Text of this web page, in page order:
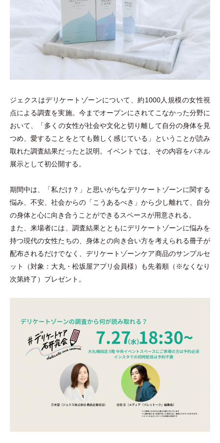
ジェクスはデリケートゾーンについて、約1000人規模の女性視
点による調査を実施。今までオープンにされてこなかった分野に
おいて、
「多くの女性が社会や文化と切り離して自分の身体を見
つめ、愛することをとても難しく感じている 」
ということが読み
取れた調査結果だったと説明。イベントでは、その内容をパネル
展示として初公開する。
期間中は、 「私だけ？ 」
と思いがちなデリケートゾーンに関する
悩み、不安、社会からの「こうあるべき 」から少し離れて、自分
の身体と心に向き合うことができるスペースが用意される。
また、来場者には、調査結果とともにデリケートゾーンに悩みを
持つ現代の女性たちの、身体との向き合い方を考えられる冊子が
配布されるだけでなく、デリケートゾーンケア商品のサンプルセ
ット
（対象：大丸・ 松坂屋アプリ会員様） も先着順（ ※なくなり
次第終了 ） プレゼント。